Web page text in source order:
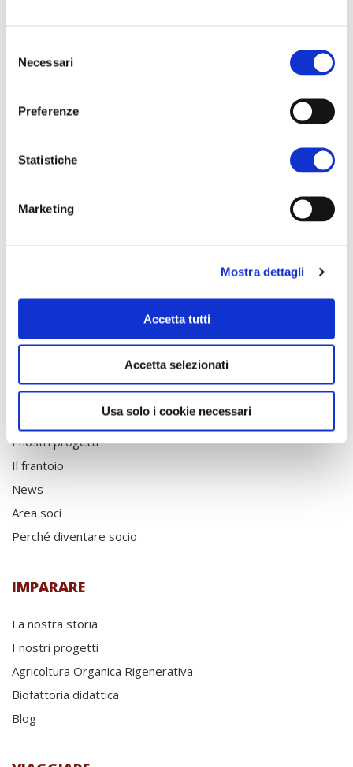
delNecessari
Preferenze
Statistiche
Marketing
Mostra dettagli
Accetta tutti
Accetta selezionati
Usa solo i cookie necessari
COOPERARE
I nostri progetti
Il frantoio
News
Area soci
Perché diventare socio
IMPARARE
La nostra storia
I nostri progetti
Agricoltura Organica Rigenerativa
Biofattoria didattica
Blog